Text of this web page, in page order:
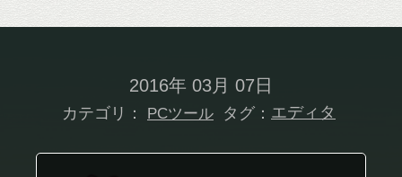
2016年 03月 07日
カテゴリ： PCツール タグ： エディタ